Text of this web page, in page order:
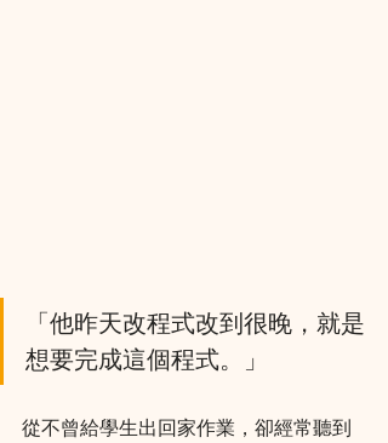
「他昨天改程式改到很晚，就是
想要完成這個程式。」
從不曾給學生出回家作業，卻經常聽到